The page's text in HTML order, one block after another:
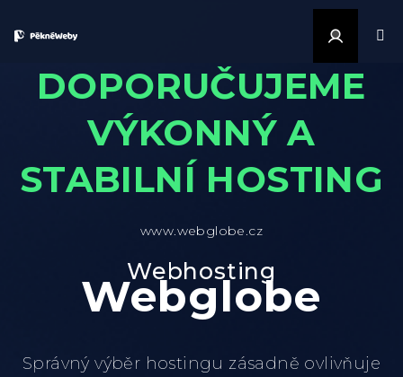
DOPORUČUJEME
VÝKONNÝ A
STABILNÍ HOSTING
www.webglobe.cz
Webhosting
Webglobe
Správný výběr hostingu zásadně ovlivňuje